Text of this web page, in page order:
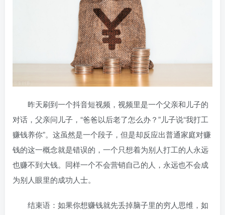
昨天刷到一个抖音短视频，视频里是一个父亲和儿子的
对话，父亲问儿子，“爸爸以后老了怎么办？”儿子说“我打工
赚钱养你”。这虽然是一个段子，但是却反应出普通家庭对赚
钱的这一概念就是错误的，一个只想着为别人打工的人永远
也赚不到大钱。同样一个不会营销自己的人，永远也不会成
为别人眼里的成功人士。
结束语：如果你想赚钱就先丢掉脑子里的穷人思维，如